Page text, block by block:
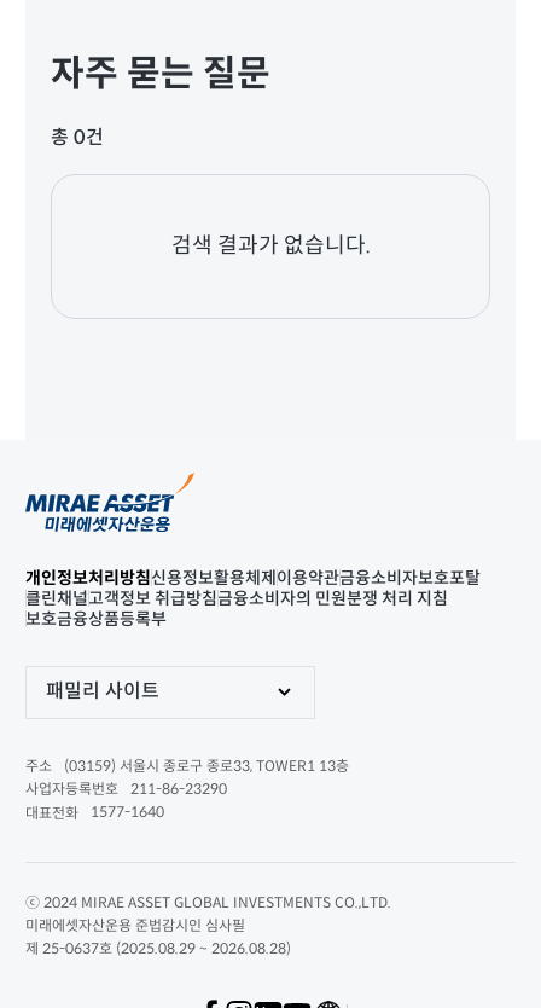
자주 묻는 질문
총 0건
검색 결과가 없습니다.
개인정보처리방침신용정보활용체제 이용약관금융소비자보호포탈
클린채널고객정보 취급방침금융소비자의 민원분쟁 처리 지침
보호금융상품등록부
패밀리 사이트
주소
(03159) 서울시 종로구 종로33, TOWER1 13층
사업자등록번호
211-86-23290
대표전화
1577-1640
ⓒ 2024 MIRAE ASSET GLOBAL INVESTMENTS CO.,LTD.
미래에셋자산운용 준법감시인 심사필
제 25-0637호 (2025.08.29 ~ 2026.08.28)